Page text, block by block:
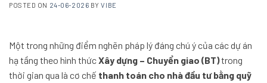
POSTED ON 24-06-2026 BYVIBE
Một trong những điểm nghẽn pháp lý đáng chú ý của các dự án
hạ tầng theo hình thứcXây dựng – Chuyển giao (BT)trong
thời gian qua là cơ chế thanh toán cho nhà đầu tư bằng quỹ